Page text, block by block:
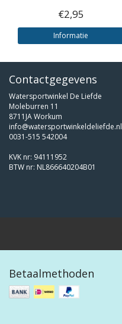
€2,95
Informatie
Contactgegevens
Watersportwinkel De Liefde
Moleburren 11
8711JA Workum
info@watersportwinkeldeliefde.nl
0031-515 542004
KVK nr: 94111952
BTW nr: NL866640204B01
Betaalmethoden